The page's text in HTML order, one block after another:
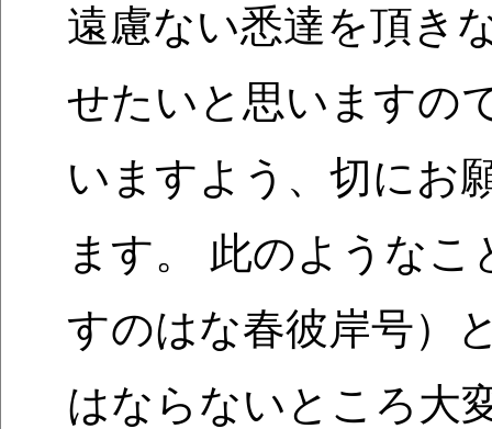
遠慮ない悉達を頂き
せたいと思いますの
いますよう、切にお
ます。 此のような
すのはな春彼岸号）
はならないところ大